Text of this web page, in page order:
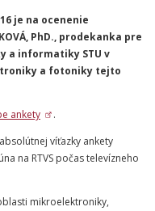
je na ocenenie
PhD., prodekanka pre
a informatiky STU v
a fotoniky tejto
ankety
.
víťazky ankety
na RTVS počas televízneho
mikroelektroniky,